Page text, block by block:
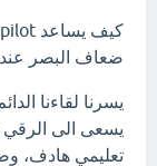
ضعاف البصر عند
يسرنا لقاءنا
يسعى الى الرقي
تعليمي هادف،